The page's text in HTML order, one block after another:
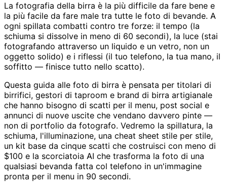
La fotografia della birra è la più difficile da fare bene e
la più facile da fare male tra tutte le foto di bevande. A
ogni spillata combatti contro tre forze: il tempo (la
schiuma si dissolve in meno di 60 secondi), la luce (stai
fotografando attraverso un liquido e un vetro, non un
oggetto solido) e i riflessi (il tuo telefono, la tua mano, il
soffitto — finisce tutto nello scatto).
Questa guida alle foto di birra è pensata per titolari di
birrifici, gestori di taproom e brand di birra artigianale
che hanno bisogno di scatti per il menu, post social e
annunci di nuove uscite che vendano davvero pinte —
non di portfolio da fotografo. Vedremo la spillatura, la
schiuma, l'illuminazione, una cheat sheet stile per stile,
un kit base da cinque scatti che costruisci con meno di
$100 e la scorciatoia AI che trasforma la foto di una
qualsiasi bevanda fatta col telefono in un'immagine
pronta per il menu in 90 secondi.